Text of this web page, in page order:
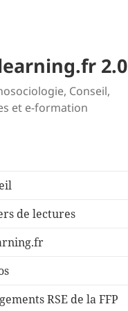
2.0
Conseil,
et e-formation
de lectures
RSE de la FFP